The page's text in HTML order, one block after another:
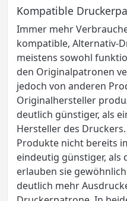
Kompatible
Immer mehr
kompatible, Alternativ-
meistens sowohl
den Originalpatronen
jedoch von anderen
Originalhersteller
deutlich günstiger, als
Hersteller des
Produkte nicht bereits
eindeutig günstiger, als
erlauben sie
deutlich mehr